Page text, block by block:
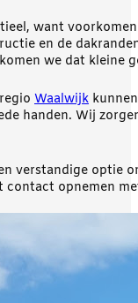
want
en de
we dat kleine
Waalwijk
handen. Wij
verstandige optie
opnemen